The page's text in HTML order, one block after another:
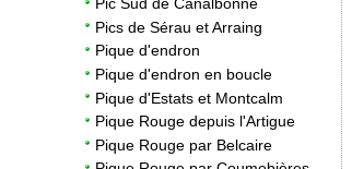
Pic Sud de Canalbonne
Pics de Sérau et Arraing
Pique d'endron
Pique d'endron en boucle
Pique d'Estats et Montcalm
Pique Rouge depuis l'Artigue
Pique Rouge par Belcaire